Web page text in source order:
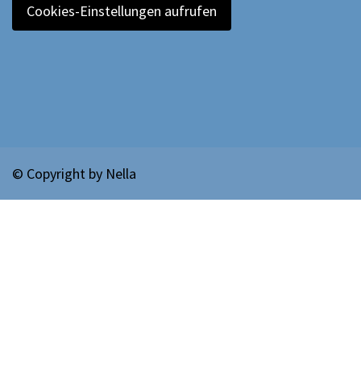
Cookies-Einstellungen aufrufen
© Copyright by Nella